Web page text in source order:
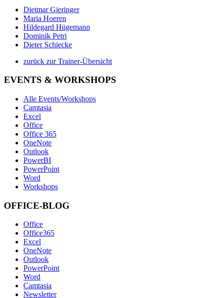
Dietmar Gieringer
Maria Hoeren
Hildegard Hügemann
Dominik Petri
Dieter Schiecke
zurück zur Trainer-Übersicht
EVENTS & WORKSHOPS
Alle Events/Workshops
Camtasia
Excel
Office
Office 365
OneNote
Outlook
PowerBI
PowerPoint
Word
Workshops
OFFICE-BLOG
Office
Office365
Excel
OneNote
Outlook
PowerPoint
Word
Camtasia
Newsletter